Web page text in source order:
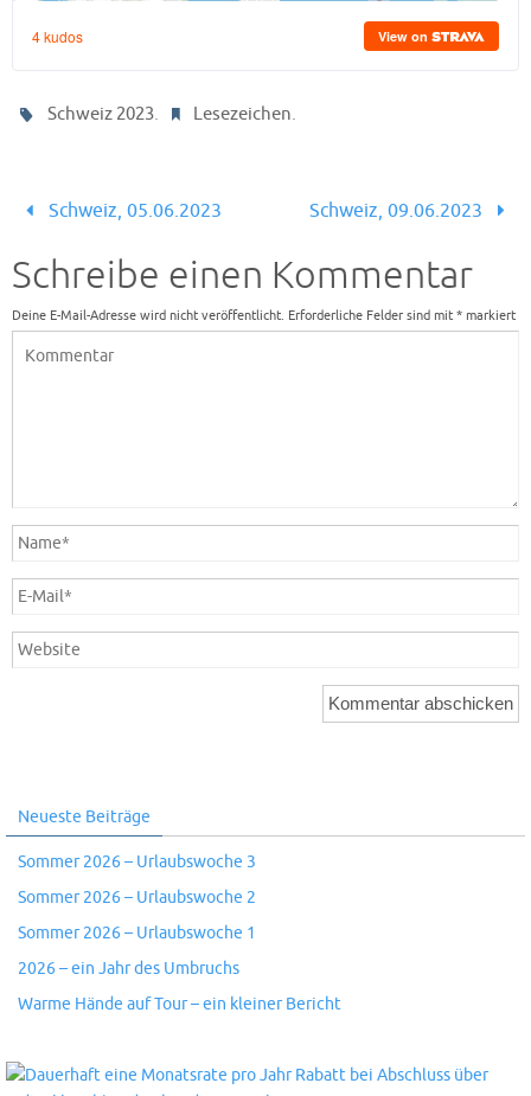
Schweiz 2023. Lesezeichen.
Schweiz, 05.06.2023 Schweiz, 09.06.2023
Schreibe einen Kommentar
Deine E-Mail-Adresse wird nicht veröffentlicht. Erforderliche Felder sind mit * markiert
Neueste Beiträge
Sommer 2026 – Urlaubswoche 3
Sommer 2026 – Urlaubswoche 2
Sommer 2026 – Urlaubswoche 1
2026 – ein Jahr des Umbruchs
Warme Hände auf Tour – ein kleiner Bericht